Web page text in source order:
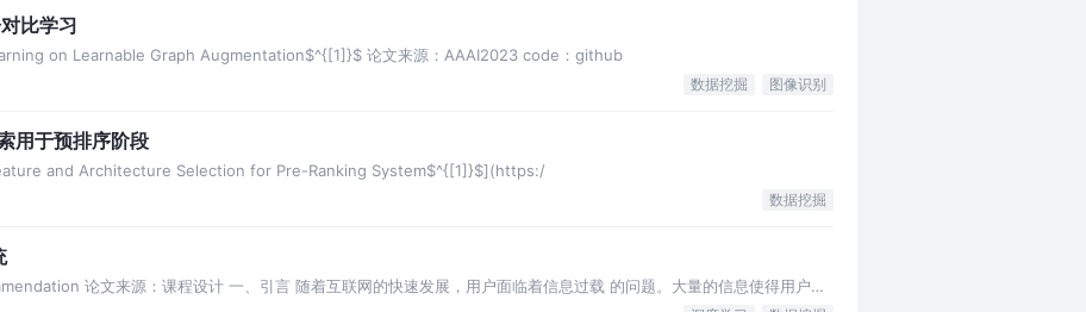
比学习
on Learnable Graph Augmentation$^{[1]}$ 论文来源：AAAI2023 code：github
数据挖掘 图像识别
用于预排序阶段
and Architecture Selection for Pre-Ranking System$^{[1]}$](https:/
数据挖掘
论文来源：课程设计 一、引言 随着互联网的快速发展，用户面临着信息过载 的问题。大量的信息使得用户难